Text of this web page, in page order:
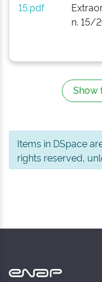
15.pdf
n. 15/
Show
Items in DSpace
rights reserved,